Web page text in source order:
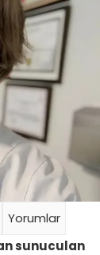
Yorumlar
sunuculan